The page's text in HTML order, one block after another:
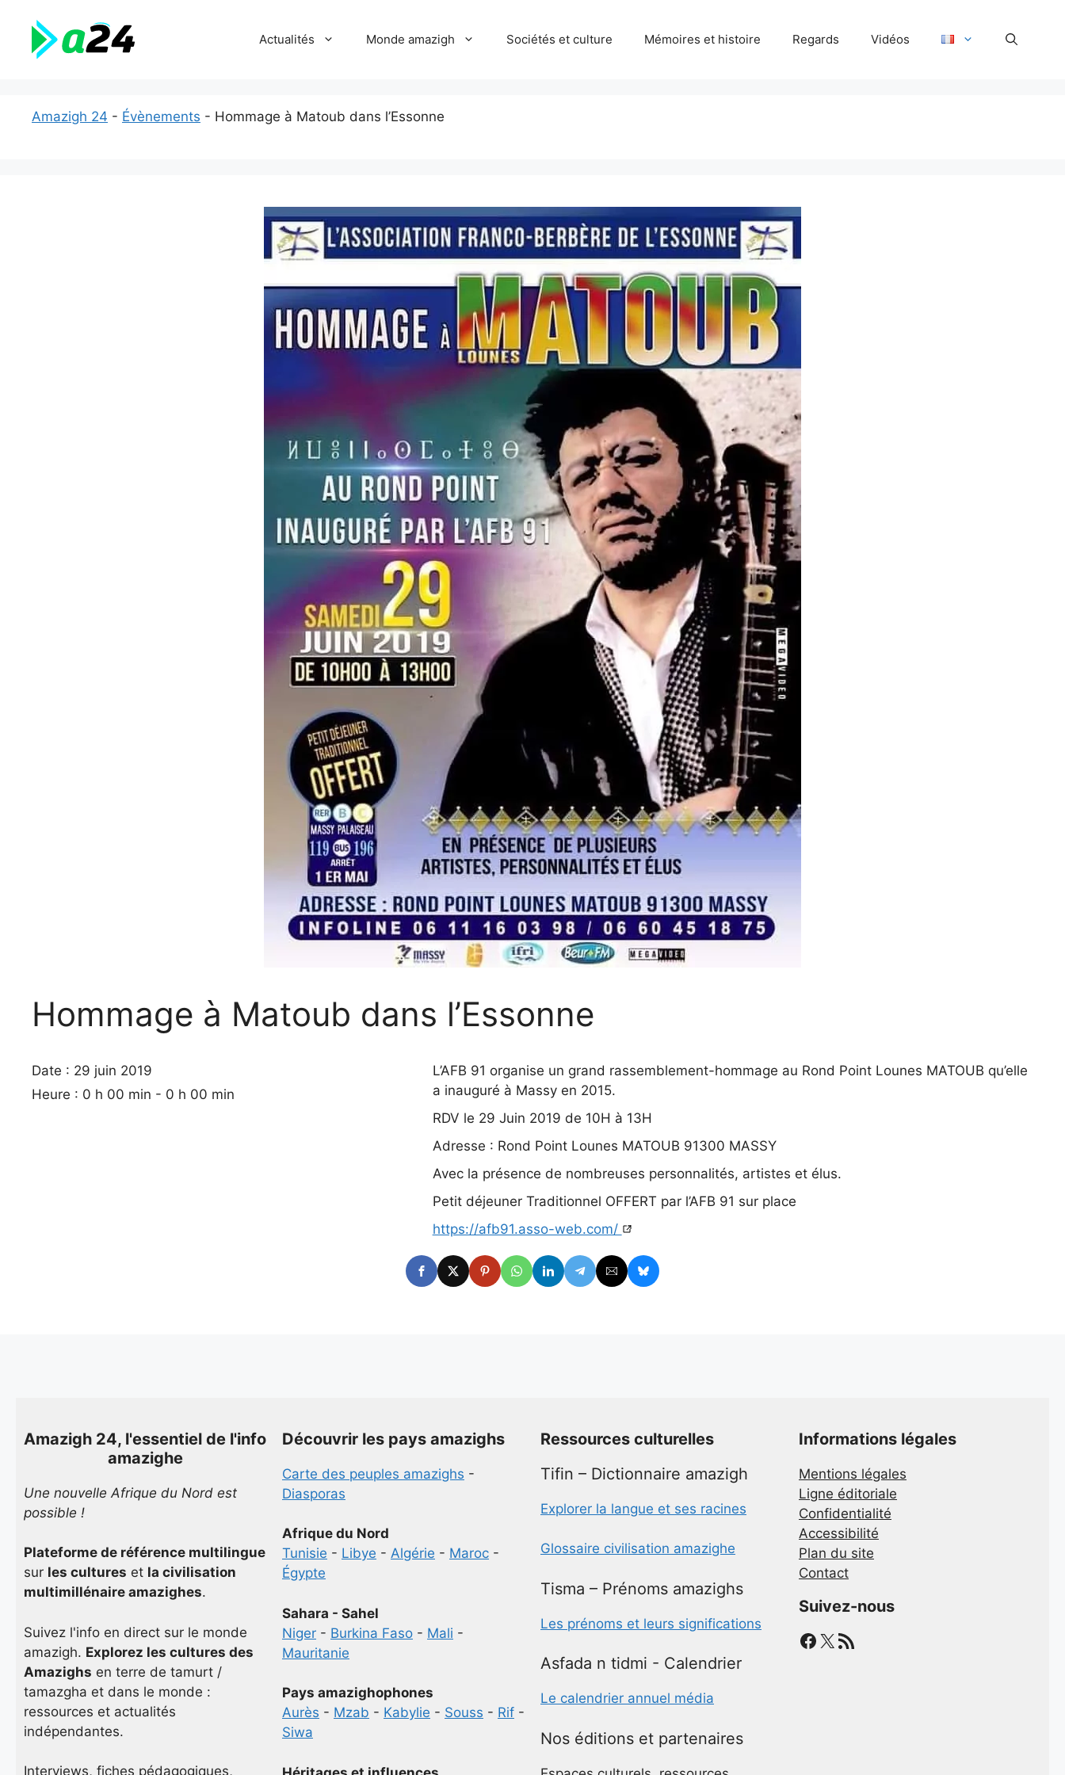
contenu
Actualités Monde amazigh Sociétés et culture Mémoires et histoire Regards Vidéos
Amazigh 24 - Évènements - Hommage à Matoub dans l’Essonne
Hommage à Matoub dans l’Essonne
Date : 29 juin 2019
Heure : 0 h 00 min - 0 h 00 min
L’AFB 91 organise un grand rassemblement-hommage au Rond Point Lounes MATOUB qu’elle
a inauguré à Massy en 2015.
RDV le 29 Juin 2019 de 10H à 13H
Adresse : Rond Point Lounes MATOUB 91300 MASSY
Avec la présence de nombreuses personnalités, artistes et élus.
Petit déjeuner Traditionnel OFFERT par l’AFB 91 sur place
https://afb91.asso-web.com/
Amazigh 24, l'essentiel de l'info
amazighe
Une nouvelle Afrique du Nord est
possible !
Plateforme de référence multilingue
sur les cultures et la civilisation
multimillénaire amazighes.
Suivez l'info en direct sur le monde
amazigh. Explorez les cultures des
Amazighs en terre de tamurt /
tamazgha et dans le monde :
ressources et actualités
indépendantes.
Interviews, fiches pédagogiques,
Découvrir les pays amazighs
Carte des peuples amazighs -
Diasporas
Afrique du Nord
Tunisie - Libye - Algérie - Maroc -
Égypte
Sahara - Sahel
Niger - Burkina Faso - Mali -
Mauritanie
Pays amazighophones
Aurès - Mzab - Kabylie - Souss - Rif -
Siwa
Ressources culturelles
Tifin – Dictionnaire amazigh
Explorer la langue et ses racines
Glossaire civilisation amazighe
Tisma – Prénoms amazighs
Les prénoms et leurs significations
Asfada n tidmi - Calendrier
Le calendrier annuel média
Nos éditions et partenaires
Informations légales
Mentions légales
Ligne éditoriale
Confidentialité
Accessibilité
Plan du site
Contact
Suivez-nous
Facebook
X Flux RSS